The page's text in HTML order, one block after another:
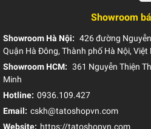
Showroom
Showroom Hà Nội: 426 đường
Quận Hà Đông, Thành phố Hà Nội, Việt
Showroom HCM: 361 Nguyễn Thiện
Minh
Hotline: 0936.109.427
Email: cskh@tatoshopvn.com
Website: https://tatoshopvn.com